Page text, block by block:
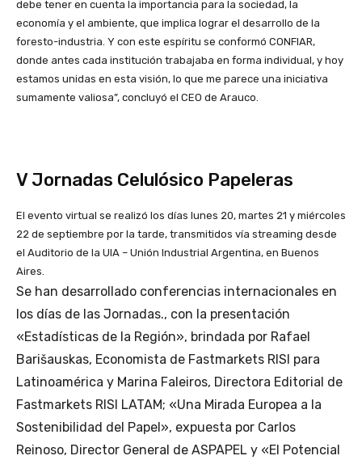
debe tener en cuenta la importancia para la sociedad, la
economía y el ambiente, que implica lograr el desarrollo de la
foresto-industria. Y con este espíritu se conformó CONFIAR,
donde antes cada institución trabajaba en forma individual, y hoy
estamos unidas en esta visión, lo que me parece una iniciativa
sumamente valiosa”, concluyó el CEO de Arauco.
V Jornadas Celulósico Papeleras
El evento virtual se realizó los días lunes 20, martes 21 y miércoles
22 de septiembre por la tarde, transmitidos vía streaming desde
el Auditorio de la UIA – Unión Industrial Argentina, en Buenos
Aires.
Se han desarrollado conferencias internacionales en
los días de las Jornadas., con la presentación
«Estadísticas de la Región», brindada por Rafael
Barišauskas, Economista de Fastmarkets RISI para
Latinoamérica y Marina Faleiros, Directora Editorial de
Fastmarkets RISI LATAM; «Una Mirada Europea a la
Sostenibilidad del Papel», expuesta por Carlos
Reinoso, Director General de ASPAPEL y «El Potencial